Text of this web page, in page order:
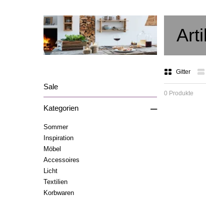
Gitter
0 Produkte
Sale
Kategorien –
Sommer
Inspiration
Möbel
Accessoires
Licht
Textilien
Korbwaren